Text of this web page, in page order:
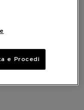
e Procedi